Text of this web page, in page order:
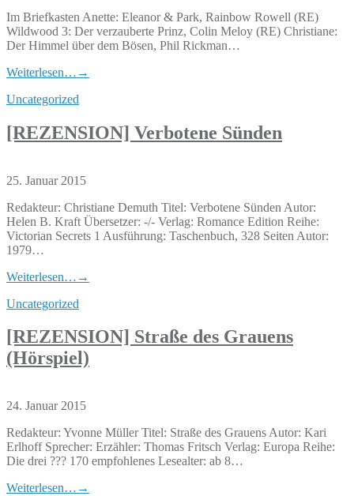
Im Briefkasten Anette: Eleanor & Park, Rainbow Rowell (RE)
Wildwood 3: Der verzauberte Prinz, Colin Meloy (RE) Christiane:
Der Himmel über dem Bösen, Phil Rickman…
Weiterlesen… →
Uncategorized
[REZENSION] Verbotene Sünden
25. Januar 2015
Redakteur: Christiane Demuth Titel: Verbotene Sünden Autor:
Helen B. Kraft Übersetzer: -/- Verlag: Romance Edition Reihe:
Victorian Secrets 1 Ausführung: Taschenbuch, 328 Seiten Autor:
1979…
Weiterlesen… →
Uncategorized
[REZENSION] Straße des Grauens
(Hörspiel)
24. Januar 2015
Redakteur: Yvonne Müller Titel: Straße des Grauens Autor: Kari
Erlhoff Sprecher: Erzähler: Thomas Fritsch Verlag: Europa Reihe:
Die drei ??? 170 empfohlenes Lesealter: ab 8…
Weiterlesen… →